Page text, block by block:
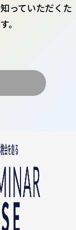
っていただくた
。